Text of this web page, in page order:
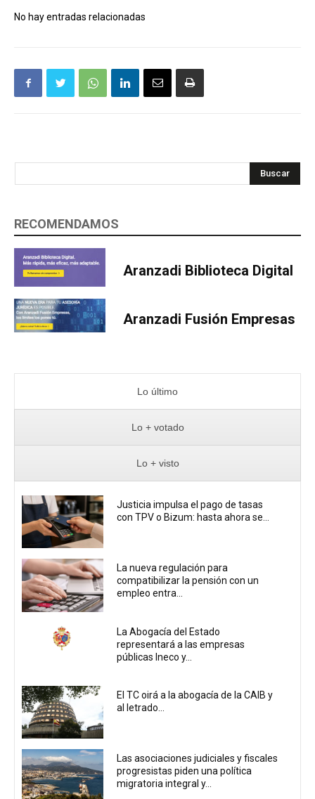
No hay entradas relacionadas
Buscar
RECOMENDAMOS
Aranzadi Biblioteca Digital
Aranzadi Fusión Empresas
Lo último
Lo + votado
Lo + visto
Justicia impulsa el pago de tasas
con TPV o Bizum: hasta ahora se...
La nueva regulación para
compatibilizar la pensión con un
empleo entra...
La Abogacía del Estado
representará a las empresas
públicas Ineco y...
El TC oirá a la abogacía de la CAIB y
al letrado...
Las asociaciones judiciales y fiscales
progresistas piden una política
migratoria integral y...